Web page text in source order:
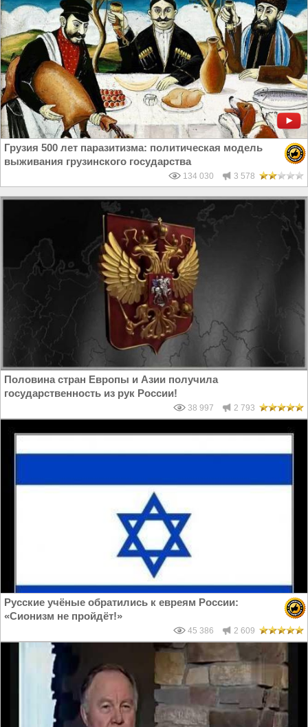
Грузия 500 лет паразитизма: политическая модель
выживания грузинского государства
134 030 3 578
Половина стран Европы и Азии получила
государственность из рук России!
38 997 2 793
Русские учёные обратились к евреям России:
«Сионизм не пройдёт!»
45 386 2 609